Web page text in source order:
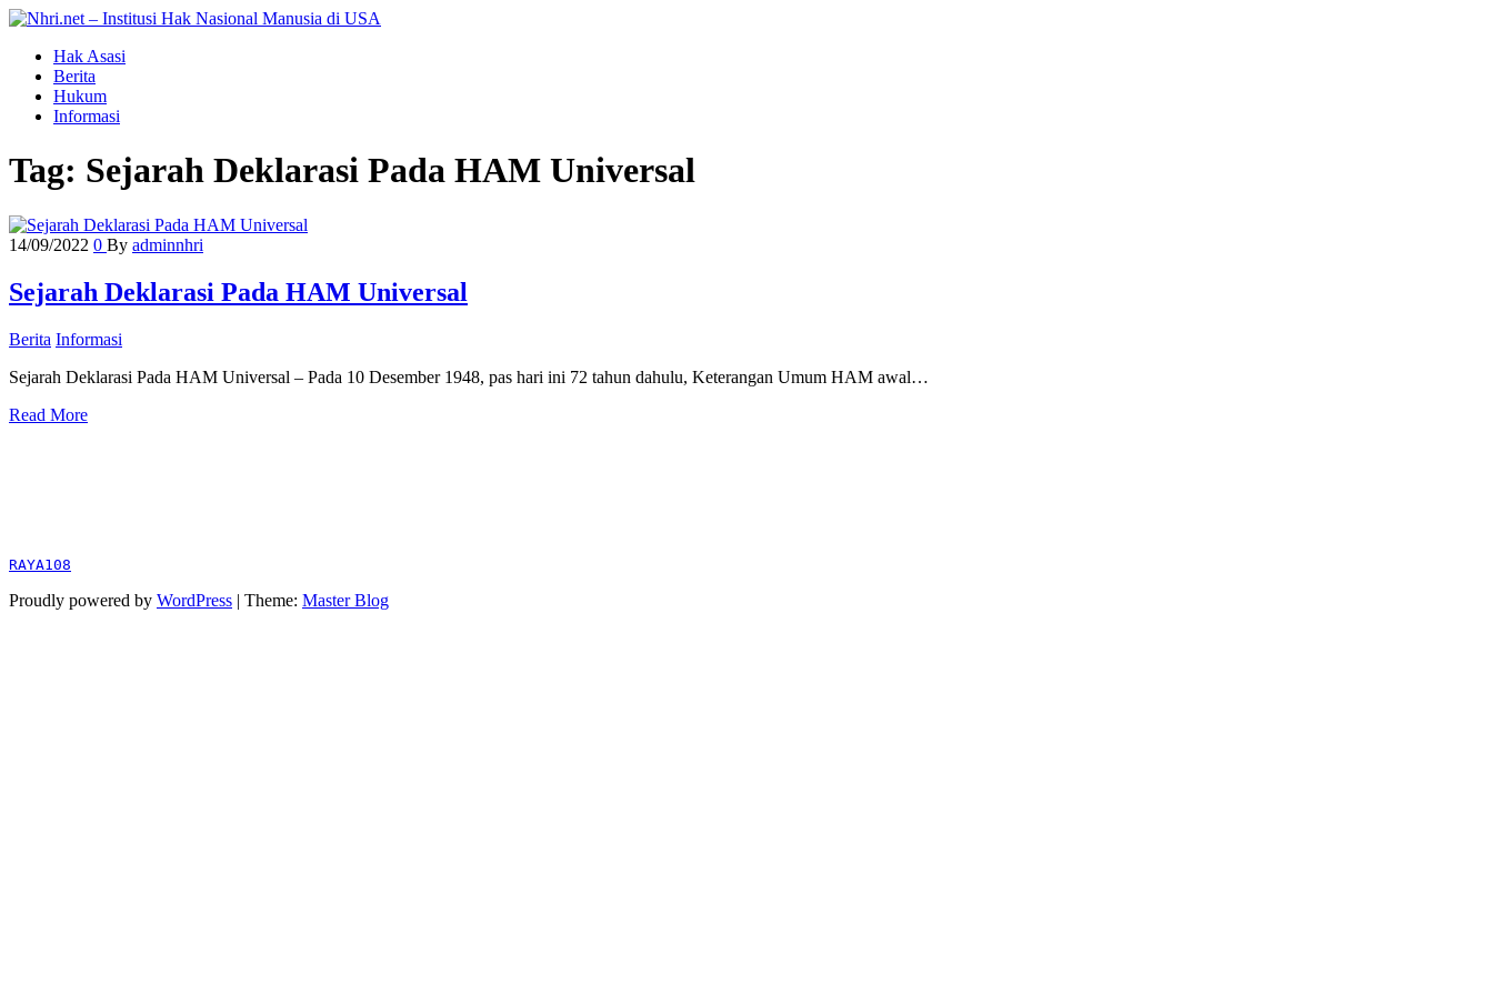
Nhri.net – Institusi Hak Nasional Manusia di USA
Nhri.net memberikan informasi seputar Institusi Hak Nasional Manusia di USA
Hak Asasi
Berita
Hukum
Informasi
Tag: Sejarah Deklarasi Pada HAM Universal
14/09/2022 0 By adminnhri
Sejarah Deklarasi Pada HAM Universal
Berita Informasi
Sejarah Deklarasi Pada HAM Universal – Pada 10 Desember 1948, pas hari ini 72 tahun dahulu, Keterangan Umum HAM awal…
Read More
RAYA108
Proudly powered by WordPress | Theme: Master Blog